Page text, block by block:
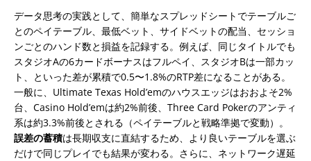
データ思考の実践として、簡単なスプレッドシートでテーブルご
とのペイテーブル、最低ベット、サイドベットの配当、セッショ
ンごとのハンド数と損益を記録する。例えば、同じタイトルでも
スタジオAの6カードボーナスはフルペイ、スタジオBは一部カッ
ト、といった差が累積で0.5〜1.8%のRTP差になることがある。
一般に、Ultimate Texas Hold’emのハウスエッジはおおよそ2%
台、Casino Hold’emは約2%前後、Three Card Pokerのアンティ
系は約3.3%前後とされる（ペイテーブルと戦略準拠で変動）。
誤差の蓄積は長期収支に直結するため、より良いテーブルを選ぶ
だけで同じプレイでも結果が変わる。さらに、ネットワーク遅延